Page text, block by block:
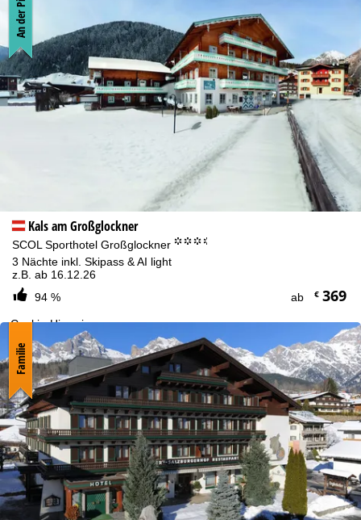
Cookie-Hinweis
Für ein optimales Webangebot erheben wir mit Hilfe von Cookies
Nutzungsinformationen, die wir, die TravelTrex GmbH, auch mit
unseren Partnern teilen. Auf Basis Ihrer Aktivitäten werden dabei
Nutzungsprofile anhand von Endgeräte- und
Browserinformationen erstellt. Diese Nutzungsprofile dienen der
statistischen Analyse, individuellen Produktempfehlung,
individualisierten Werbung und Reichweitenmessung. Dafür
benötigen wir Ihre Zustimmung (jederzeit widerrufbar), die auch
die Datenweitergabe bestimmter personenbezogener Daten an
Drittanbieter in Drittländern außerhalb des Europäischen
Wirtschaftsraumes umfasst, wie Google oder Microsoft in den
USA.
Mit einem Klick aufZustimmenakzeptieren Sie den Einsatz von
e
Kals am Großglockner
SCOL Sporthotel Großglockner °°°.
3 Nächte inkl. Skipass & AI light
z.B. ab 16.12.26
94 %
ab €369
An der Piste
Familie